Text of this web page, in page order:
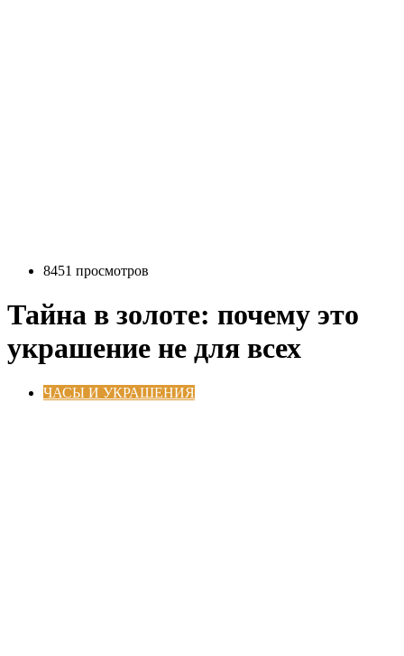
8451 просмотров
Тайна в золоте: почему это
украшение не для всех
ЧАСЫ И УКРАШЕНИЯ